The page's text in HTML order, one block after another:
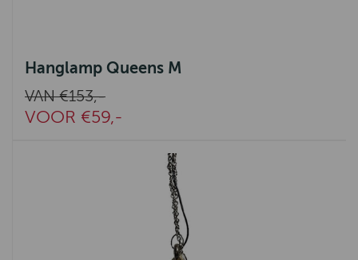
Hanglamp Queens M
VAN €153,-
VOOR €59,-